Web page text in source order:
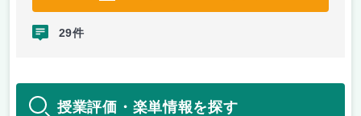
29件
授業評価・楽単情報を探す